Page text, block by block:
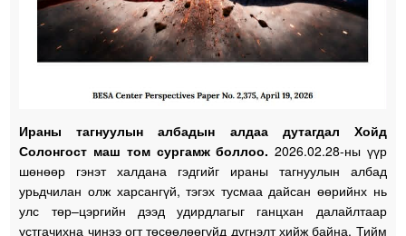
Ираны тагнуулын албадын алдаа дутагдал Хойд
Солонгост маш том сургамж боллоо.2026.02.28-ны үүр
шөнөөр гэнэт халдана гэдгийг ираны тагнуулын албад
урьдчилан олж харсангүй, тэгэх тусмаа дайсан өөрийнх нь
улс төр–цэргийн дээд удирдлагыг ганцхан далайлтаар
устгачихна чинээ огт төсөөлөөгүйд дүгнэлт хийж байна. Тийм